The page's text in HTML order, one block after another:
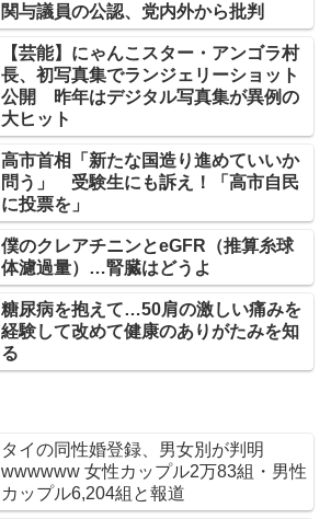
関与議員の公認、党内外から批判
【芸能】にゃんこスター・アンゴラ村
長、初写真集でランジェリーショット
公開 昨年はデジタル写真集が異例の
大ヒット
高市首相「新たな国造り進めていいか
問う」 受験生にも訴え！「高市自民
に投票を」
僕のクレアチニンとeGFR（推算糸球
体濾過量）…腎臓はどうよ
糖尿病を抱えて…50肩の激しい痛みを
経験して改めて健康のありがたみを知
る
タイの同性婚登録、男女別が判明
wwwwww 女性カップル2万83組・男性
カップル6,204組と報道